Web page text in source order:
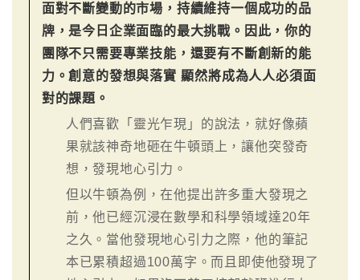
面對不斷變動的市場，持續維持一個成功的品
牌，是今日企業面臨的最大挑戰。因此，你的
團隊不只需要專業技能，還要有不斷創新的能
力。創意的發想與落實 顯然將成為人人必須面
對的課題。
人們喜歡「靈光乍現」的說法，就好像蘋
果就該神奇地砸在牛頓頭上，讓他突發奇
想，發現地心引力。
但以牛頓為例，在他提出許多重大發現之
前，他已經沉浸在數學和科學領域達20年
之久。當他發現地心引力之際，他的筆記
本已累積超過100萬字。而且即使他發現了